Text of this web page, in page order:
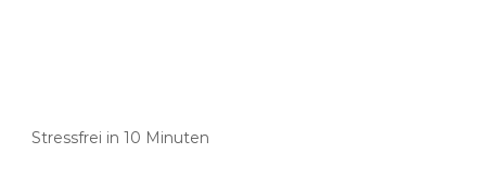
Stressfrei in 10 Minuten